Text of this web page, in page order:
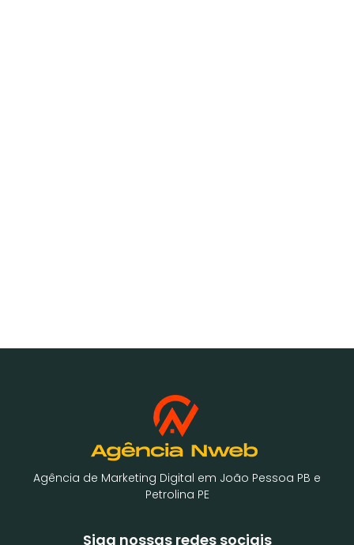
Agência de Marketing Digital em João Pessoa PB e
Petrolina PE
Siga nossas redes sociais